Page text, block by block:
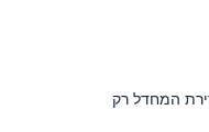
המחדל רק